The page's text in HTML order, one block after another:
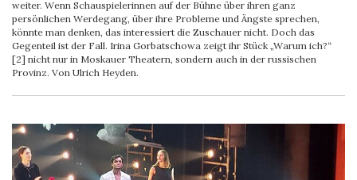
weiter. Wenn Schauspielerinnen auf der Bühne über ihren ganz
persönlichen Werdegang, über ihre Probleme und Ängste sprechen,
könnte man denken, das interessiert die Zuschauer nicht. Doch das
Gegenteil ist der Fall. Irina Gorbatschowa zeigt ihr Stück „Warum ich?“
[2] nicht nur in Moskauer Theatern, sondern auch in der russischen
Provinz. Von Ulrich Heyden.